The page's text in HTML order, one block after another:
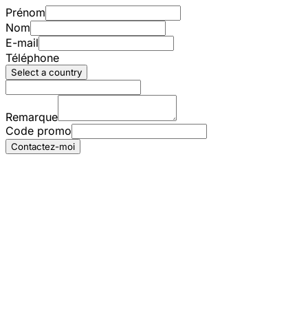
Prénom
Nom
E-mail
Téléphone
Select a country
Remarque
Code promo
Contactez-moi